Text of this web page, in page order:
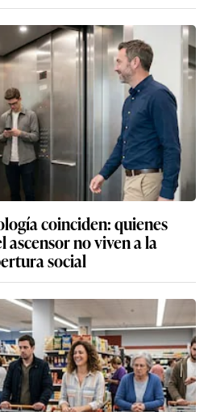
coinciden: quienes
ascensor no viven a la
social